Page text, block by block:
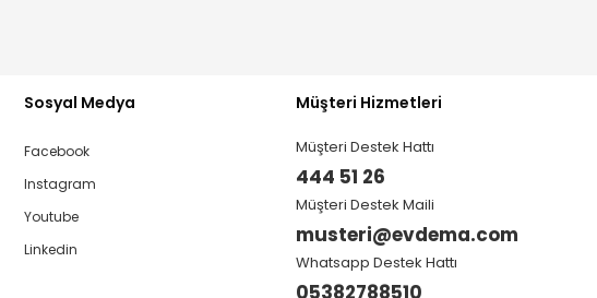
Sosyal Medya
Facebook
Instagram
Youtube
Linkedin
Müşteri Hizmetleri
Müşteri Destek Hattı
444 51 26
Müşteri Destek Maili
musteri@evdema.com
Whatsapp Destek Hattı
05382788510